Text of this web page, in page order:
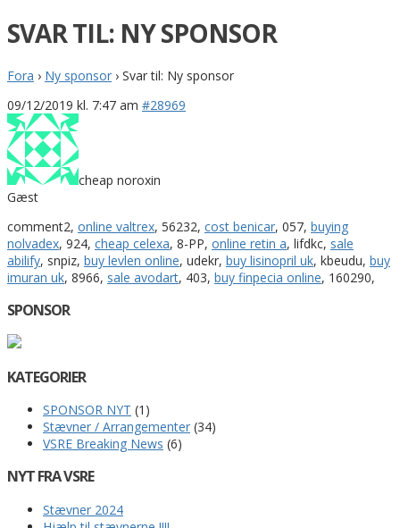
SVAR TIL: NY SPONSOR
Fora › Ny sponsor › Svar til: Ny sponsor
09/12/2019 kl. 7:47 am #28969
cheap noroxin
Gæst
comment2, online valtrex, 56232, cost benicar, 057, buying
nolvadex, 924, cheap celexa, 8-PP, online retin a, lifdkc, sale
abilify, snpiz, buy levlen online, udekr, buy lisinopril uk, kbeudu, buy
imuran uk, 8966, sale avodart, 403, buy finpecia online, 160290,
SPONSOR
KATEGORIER
SPONSOR NYT (1)
Stævner / Arrangementer (34)
VSRE Breaking News (6)
NYT FRA VSRE
Stævner 2024